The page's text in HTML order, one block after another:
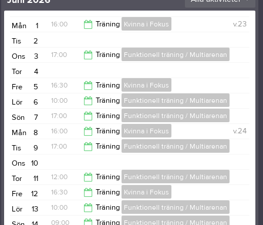
1
Mån v.23
16:00 Träning Kvinna i Fokus
17:00
2
Tis
3
Ons 17:00 Träning Funktionell träning / Multiarenan
18:00
4
Tor
5
Fre 16:30 Träning Kvinna i Fokus
17:30
6
Lör 10:00 Träning Funktionell träning / Multiarenan
11:00
7
Sön 17:00 Träning Funktionell träning / Multiarenan
18:00
8
Mån v.24
16:00 Träning Kvinna i Fokus
9
Tis 17:00 Träning Funktionell träning / Multiarenan
18:00
10
Ons
11
Tor 12:00 Träning Funktionell träning / Multiarenan
13:00
12
Fre 16:30 Träning Kvinna i Fokus
17:30
13
Lör 10:00 Träning Funktionell träning / Multiarenan
09:00 Träning Funktionell träning / Multiarenan